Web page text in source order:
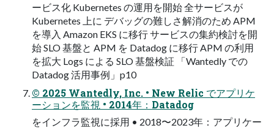
ービス化 Kubernetes の運⽤を開始 全サービスが
Kubernetes 上に デバッグの難しさ解消のため APM
を導⼊ Amazon EKS に移⾏ サービスの集約検討を開
始 SLO 基盤と APM を Datadog に移⾏ APM の利⽤
を拡⼤ Logs による SLO 基盤検証 「Wantedly での
Datadog 活用事例」p10
© 2025 Wantedly, Inc. • New Relic でアプリケ
ーションを監視 • 2014年：Datadog
をインフラ監視に採⽤ • 2018〜2023年：アプリケー